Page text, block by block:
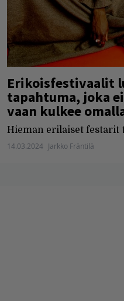
Erikoisfestivaalit
tapahtuma, joka
vaan kulkee
Hieman erilaiset festarit
14.03.2024 Jarkko Fräntilä